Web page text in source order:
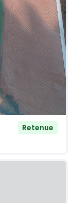
Retenue